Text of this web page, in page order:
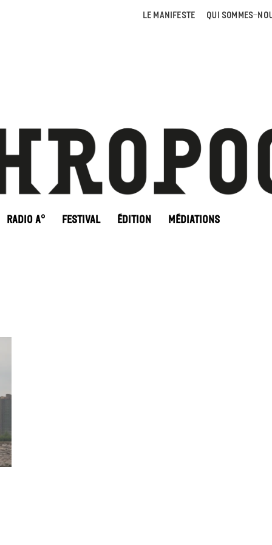
LE MANIFESTE QUI SOMMES-
RADIO A° FESTIVAL ÉDITION MÉDIATIONS